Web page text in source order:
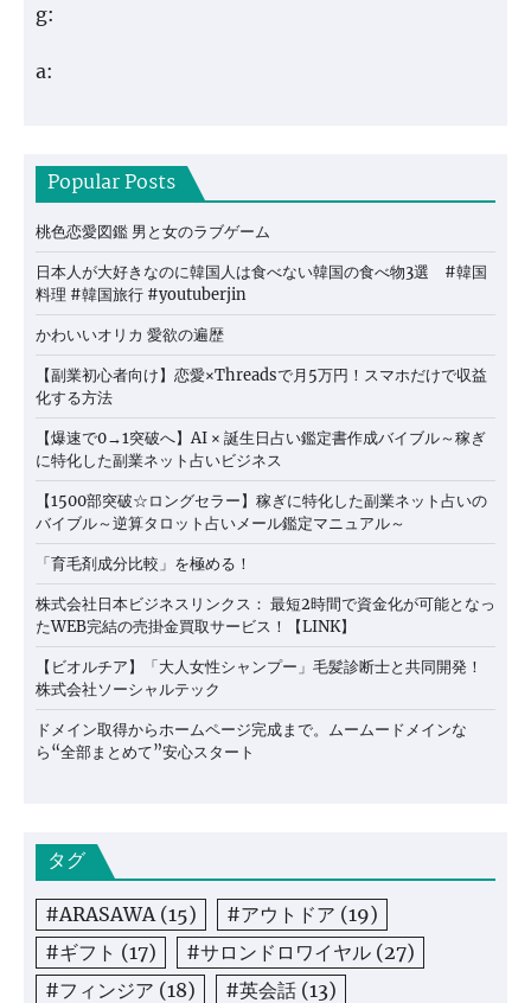
g:
a:
Popular Posts
桃色恋愛図鑑 男と女のラブゲーム
日本人が大好きなのに韓国人は食べない韓国の食べ物3選 #韓国
料理 #韓国旅行 #youtuberjin
かわいいオリカ 愛欲の遍歴
【副業初心者向け】恋愛×Threadsで月5万円！スマホだけで収益
化する方法
【爆速で0→1突破へ】AI × 誕生日占い鑑定書作成バイブル～稼ぎ
に特化した副業ネット占いビジネス
【1500部突破☆ロングセラー】稼ぎに特化した副業ネット占いの
バイブル～逆算タロット占いメール鑑定マニュアル～
「育毛剤成分比較」を極める！
株式会社日本ビジネスリンクス： 最短2時間で資金化が可能となっ
たWEB完結の売掛金買取サービス！【LINK】
【ビオルチア】「大人女性シャンプー」毛髪診断士と共同開発！
株式会社ソーシャルテック
ドメイン取得からホームページ完成まで。ムームードメインな
ら“全部まとめて”安心スタート
タグ
#ARASAWA (15) #アウトドア (19)
#ギフト (17) #サロンドロワイヤル (27)
#フィンジア (18) #英会話 (13)